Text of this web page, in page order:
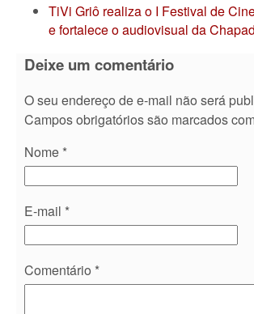
TiVi Griô realiza o I Festival de
e fortalece o audiovisual da
Deixe um comentário
O seu endereço de e-mail não será
Campos obrigatórios são marcados
Nome *
E-mail *
Comentário *